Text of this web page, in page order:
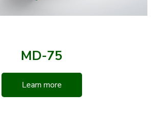
MD-75
Learn more